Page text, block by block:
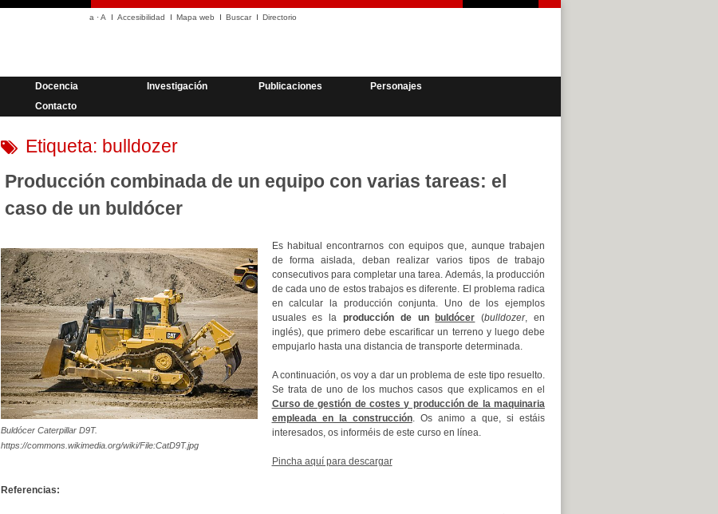
a ·A Accesibilidad Mapa web Buscar Directorio
Docencia Investigación Publicaciones
Personajes
Contacto
Etiqueta: bulldozer
Producción combinada de un equipo con varias tareas: el
caso de un buldócer
Buldócer Caterpillar D9T.
https://commons.wikimedia.org/wiki/File:CatD9T.jpg
Es habitual encontrarnos con equipos que, aunque trabajen
de forma aislada, deban realizar varios tipos de trabajo
consecutivos para completar una tarea. Además, la producción
de cada uno de estos trabajos es diferente. El problema radica
en calcular la producción conjunta. Uno de los ejemplos
usuales es la producción de un buldócer (bulldozer, en
inglés), que primero debe escarificar un terreno y luego debe
empujarlo hasta una distancia de transporte determinada.
A continuación, os voy a dar un problema de este tipo resuelto.
Se trata de uno de los muchos casos que explicamos en el
Curso de gestión de costes y producción de la maquinaria
empleada en la construcción. Os animo a que, si estáis
interesados, os informéis de este curso en línea.
Pincha aquí para descargar
Referencias: